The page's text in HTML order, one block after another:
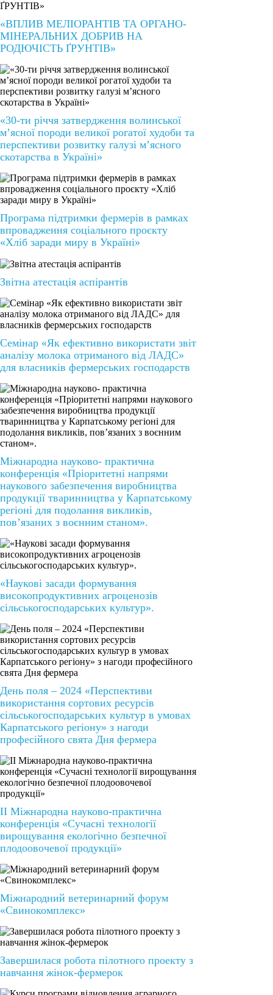
«ВПЛИВ МЕЛІОРАНТІВ ТА ОРГАНО-
МІНЕРАЛЬНИХ ДОБРИВ НА
РОДЮЧІСТЬ ҐРУНТІВ»
«30-ти річчя затвердження волинської
м’ясної породи великої рогатої худоби та
перспективи розвитку галузі м’ясного
скотарства в Україні»
Програма підтримки фермерів в рамках
впровадження соціального проєкту
«Хліб заради миру в Україні»
Звітна атестація аспірантів
Семінар «Як ефективно використати звіт
аналізу молока отриманого від ЛАДС»
для власників фермерських господарств
Міжнародна науково- практична
конференція «Пріоритетні напрями
наукового забезпечення виробництва
продукції тваринництва у Карпатському
регіоні для подолання викликів,
пов’язаних з воєнним станом».
«Наукові засади формування
високопродуктивних агроценозів
сільськогосподарських культур».
День поля – 2024 «Перспективи
використання сортових ресурсів
сільськогосподарських культур в умовах
Карпатського регіону» з нагоди
професійного свята Дня фермера
II Міжнародна науково-практична
конференція «Сучасні технології
вирощування екологічно безпечної
плодоовочевої продукції»
Міжнародний ветеринарний форум
«Свинокомплекс»
Завершилася робота пілотного проекту з
навчання жінок-фермерок